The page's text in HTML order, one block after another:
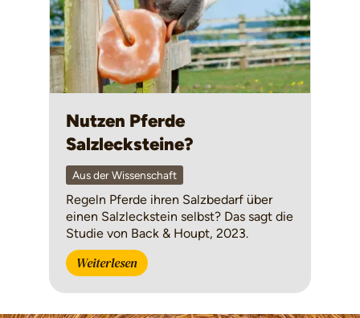
Nutzen Pferde
Salzlecksteine?
Aus der Wissenschaft
Regeln Pferde ihren Salzbedarf über
einen Salzleckstein selbst? Das sagt die
Studie von Back & Houpt, 2023.
Weiterlesen